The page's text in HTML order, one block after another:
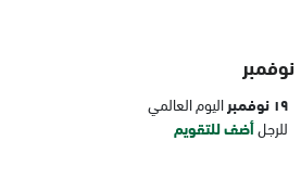
١٩ نوفمبر
اليوم العالمي
للرجلأضف للتقويم